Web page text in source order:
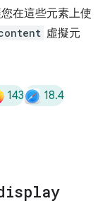
在這些元素上使
虛擬元
143 18.4